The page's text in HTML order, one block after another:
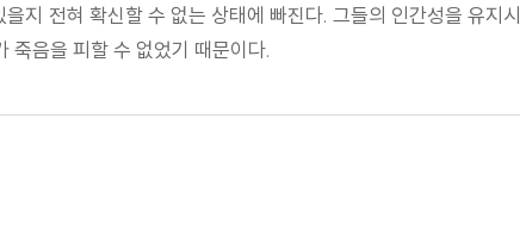
지 전혀 확신할 수 없는 상태에 빠진다. 그들의 인간성을 유지
죽음을 피할 수 없었기 때문이다.